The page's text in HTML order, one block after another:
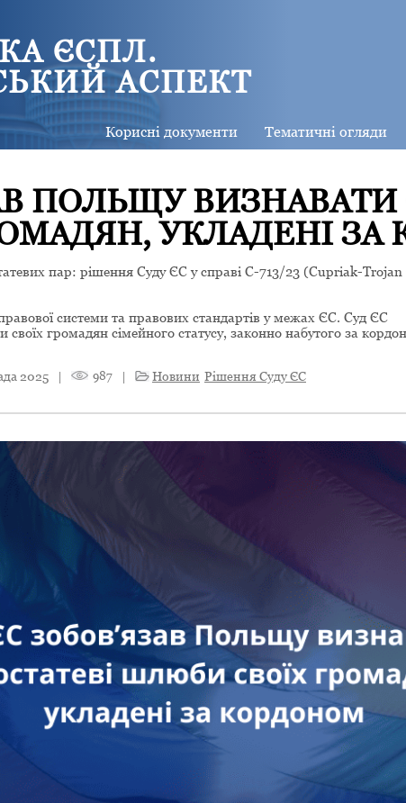
ЄСПЛ.
АСПЕКТ
Корисні документи Тематичні огляди
ПОЛЬЩУ ВИЗНАВАТИ
УКЛАДЕНІ ЗА
пар: рішення Суду ЄС у справі C-713/23 (Cupriak-Trojan
системи та правових стандартів у межах ЄС. Суд ЄС
громадян сімейного статусу, законно набутого за
2025 | 987 | Новини Рішення Суду ЄС